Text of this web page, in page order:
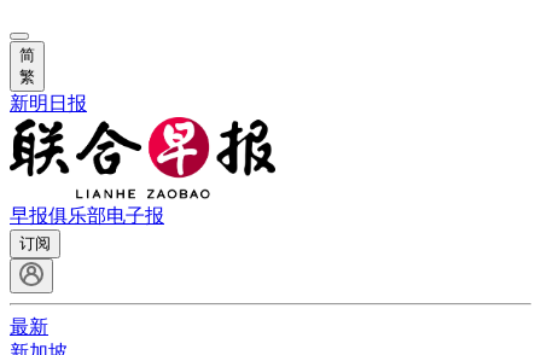
简
繁
新明日报
早报俱乐部电子报
订阅
最新